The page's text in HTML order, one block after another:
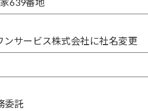
サービス株式会社に社名変更
委託